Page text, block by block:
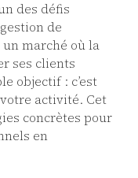
des défis
de
marché où la
ses clients
objectif : c’est
activité. Cet
concrètes pour
en